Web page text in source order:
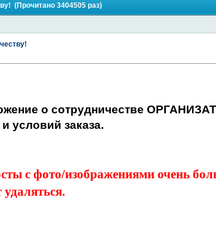
(Прочитано 3404505 раз)
о сотрудничестве
условий заказа.
с фото/изображениями очень